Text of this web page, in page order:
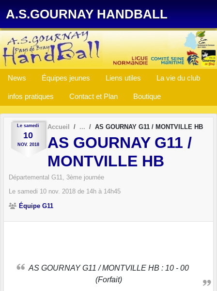
A.S.GOURNAY HANDBALL
News Équipes jeunes Liens utiles La vie du club
infos pratiques Contact et Plan Boutique
Le samedi
10
NOV. 2018
Accueil AS GOURNAY G11 / MONTVILLE HB
AS GOURNAY G11 /
MONTVILLE HB
Départemental G11, 3ème journée
Le samedi 10 nov. 2018 de 14h à 14h45
Équipe G11
AS GOURNAY G11 / MONTVILLE HB : 10 - 00
(Forfait)